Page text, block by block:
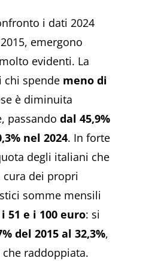
i dati 2024
emergono
evidenti. La
chi spende meno di
è diminuita
passandodal 45,9%
nel 2024. In forte
degli italiani che
dei propri
somme mensili
51 e i 100 euro: si
del 2015 al 32,3%,
raddoppiata.